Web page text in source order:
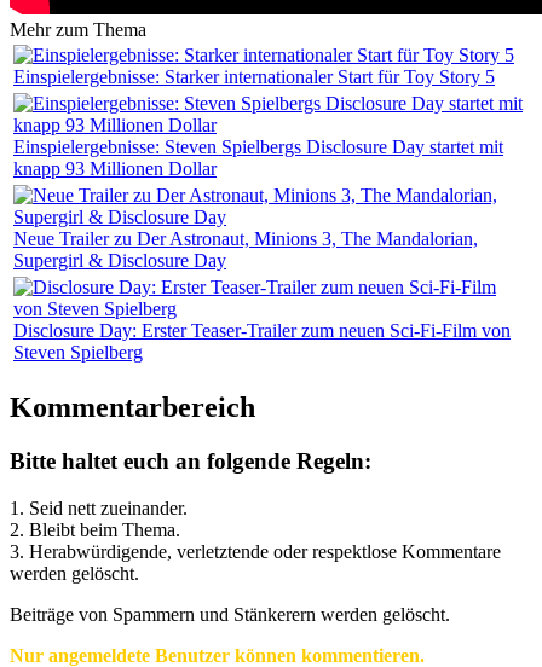
Mehr zum Thema
Einspielergebnisse: Starker internationaler Start für Toy Story 5
Einspielergebnisse: Steven Spielbergs Disclosure Day startet mit
knapp 93 Millionen Dollar
Neue Trailer zu Der Astronaut, Minions 3, The Mandalorian,
Supergirl & Disclosure Day
Disclosure Day: Erster Teaser-Trailer zum neuen Sci-Fi-Film von
Steven Spielberg
Kommentarbereich
Bitte haltet euch an folgende Regeln:
1. Seid nett zueinander.
2. Bleibt beim Thema.
3. Herabwürdigende, verletztende oder respektlose Kommentare
werden gelöscht.
Beiträge von Spammern und Stänkerern werden gelöscht.
Nur angemeldete Benutzer können kommentieren.